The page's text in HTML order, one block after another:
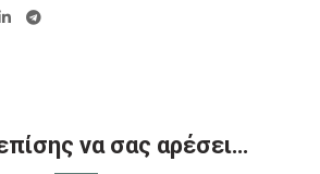
να σας αρέσει…